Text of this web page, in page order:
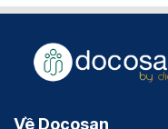
Về Docosan